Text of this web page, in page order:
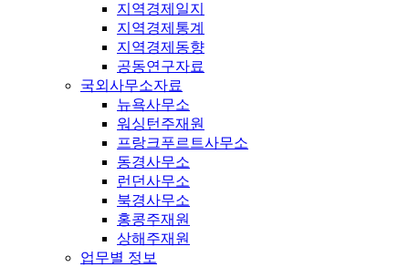
지역경제일지
지역경제통계
지역경제동향
공동연구자료
국외사무소자료
뉴욕사무소
워싱턴주재원
프랑크푸르트사무소
동경사무소
런던사무소
북경사무소
홍콩주재원
상해주재원
업무별 정보